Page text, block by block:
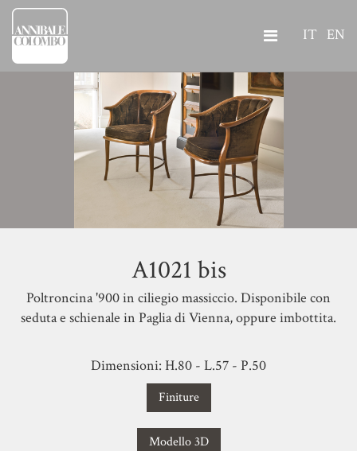
IT EN
A1021 bis
Poltroncina '900 in ciliegio massiccio. Disponibile con
seduta e schienale in Paglia di Vienna, oppure imbottita.
Dimensioni: H.80 - L.57 - P.50
Finiture
Modello 3D